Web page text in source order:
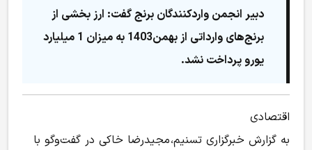
دبیر انجمن واردکنندگان برنج گفت: ارز بخشی از
برنج‌های وارداتی از بهمن‌1403 به میزان 1 میلیارد
یورو پرداخت نشد.
اقتصادی
به گزارش خبرگزاری تسنیم، مجیدرضا خاکی در گفت‌وگو با